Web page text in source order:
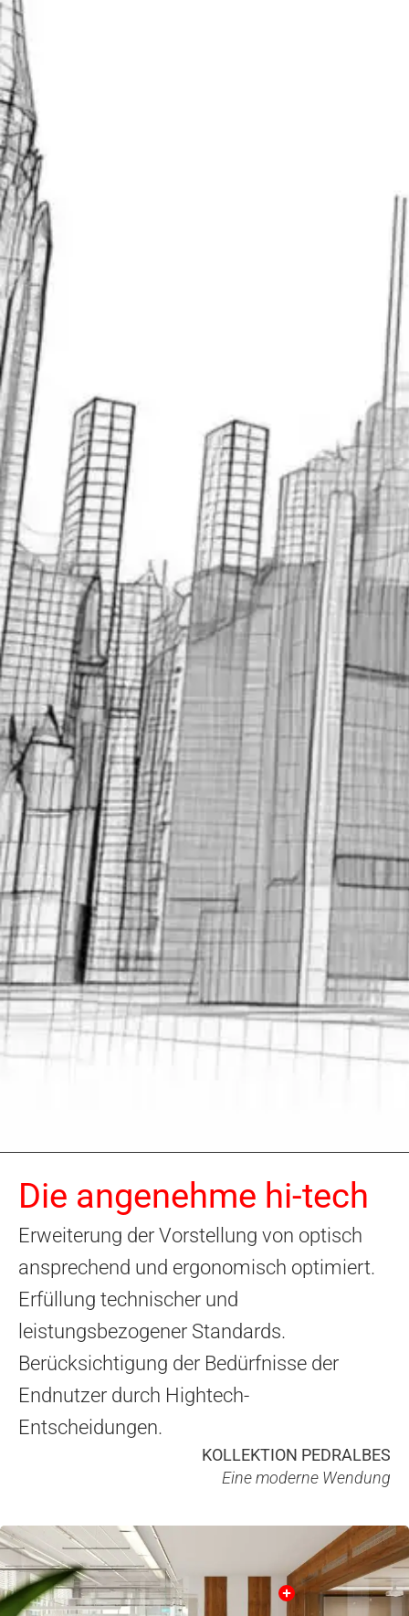
Die angenehme hi-tech
Erweiterung der Vorstellung von optisch
ansprechend und ergonomisch optimiert.
Erfüllung technischer und
leistungsbezogener Standards.
Berücksichtigung der Bedürfnisse der
Endnutzer durch Hightech-
Entscheidungen.
KOLLEKTION PEDRALBES
Eine moderne Wendung